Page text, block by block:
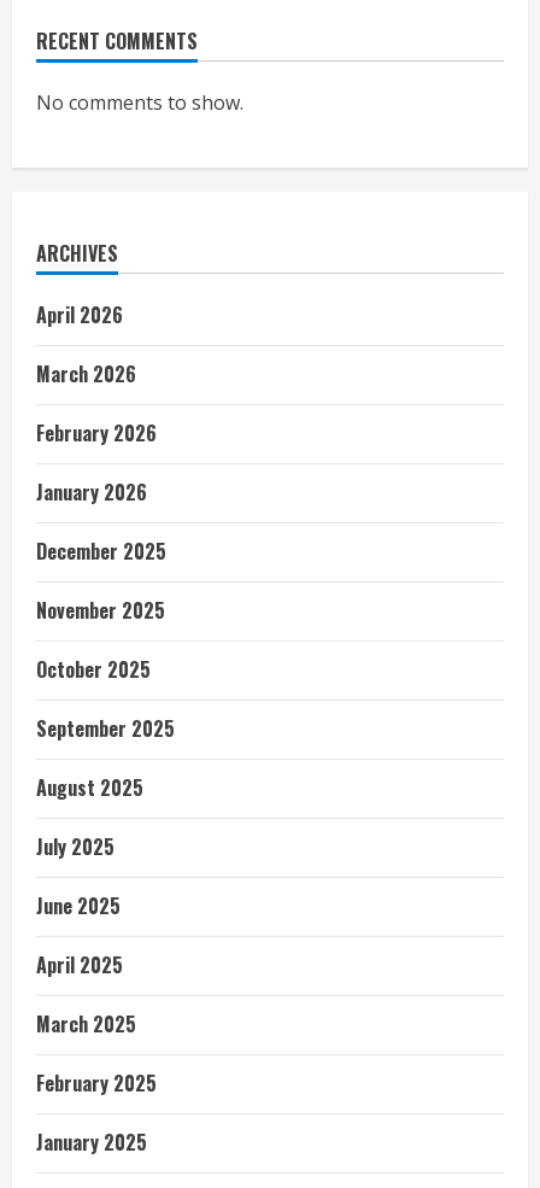
RECENT COMMENTS
No comments to show.
ARCHIVES
April 2026
March 2026
February 2026
January 2026
December 2025
November 2025
October 2025
September 2025
August 2025
July 2025
June 2025
April 2025
March 2025
February 2025
January 2025